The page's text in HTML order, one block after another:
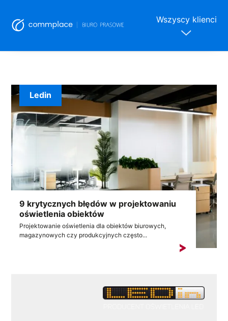
Wszyscy klienci
9 krytycznych błędów w projektowaniu
oświetlenia obiektów
Projektowanie oświetlenia dla obiektów biurowych,
magazynowych czy produkcyjnych często...
Ledin